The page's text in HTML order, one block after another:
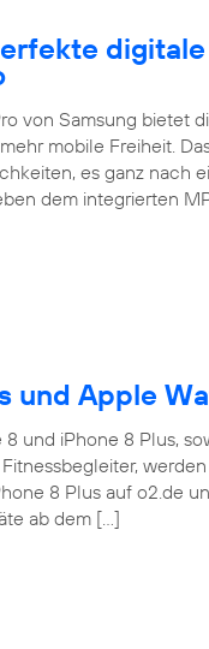
von Samsung bietet
mobile Freiheit.
es ganz nach
dem integrierten
und Apple
und iPhone 8 Plus,
8 Plus auf o2.de
ab dem […]